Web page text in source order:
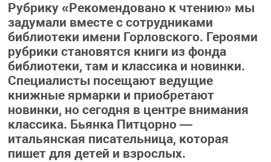
Рубрику «Рекомендовано к чтению» мы
задумали вместе с сотрудниками
библиотеки имени Горловского. Героями
рубрики становятся книги из фонда
библиотеки, там и классика и новинки.
Специалисты посещают ведущие
книжные ярмарки и приобретают
новинки, но сегодня в центре внимания
классика. Бьянка Питцорно —
итальянская писательница, которая
пишет для детей и взрослых.